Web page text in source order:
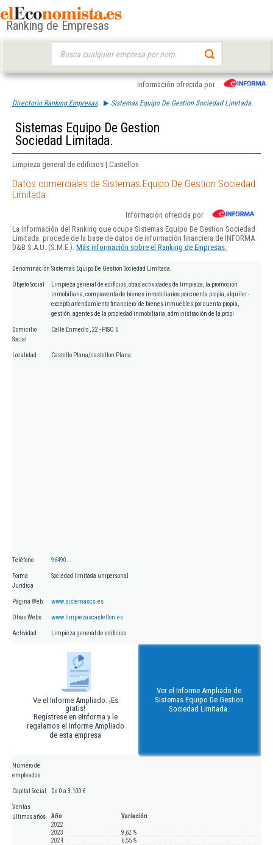
Ranking de Empresas
Información ofrecida por
Directorio Ranking Empresas Sistemas Equipo De Gestion Sociedad Limitada.
Sistemas Equipo De Gestion
Sociedad Limitada.
Limpieza general de edificios | Castellon
Datos comerciales de Sistemas Equipo De Gestion Sociedad
Limitada.
Información ofrecida por
La información del Ranking que ocupa Sistemas Equipo De Gestion Sociedad
Limitada. procede de la base de datos de información financiera de INFORMA
D&B S.A.U. (S.M.E.). Más información sobre el Ranking de Empresas.
Denominación Sistemas Equipo De Gestion Sociedad Limitada.
Objeto Social
Limpieza general de edificios, otras actividades de limpieza, la promoción
inmobiliaria, compraventa de bienes inmobiliarios por cuenta propia, alquiler -
excepto arrendamiento financiero- de bienes inmuebles por cuenta propia,
gestión, agentes de la propiedad inmobiliaria, administración de la propi
Domicilio
Social
Calle Enmedio , 22 - PISO 6
Localidad Castello Plana/castellon Plana
Teléfono 96490...
Forma
Jurídica
Sociedad limitada unipersonal
Página Web www.sistemascs.es
Otras Webs www.limpiezascastellon.es
Actividad Limpieza general de edificios
Ve el Informe Ampliado. ¡Es
gratis!
Regístrese en eInforma y le
regalamos el Informe Ampliado
de esta empresa
Ver el Informe Ampliado de
Sistemas Equipo De Gestion
Sociedad Limitada.
Número de
empleados
Capital Social De 0 a 3.100 €
Ventas
últimos años
Año
Variación
2022
2023
9,62 %
2024
6,55 %